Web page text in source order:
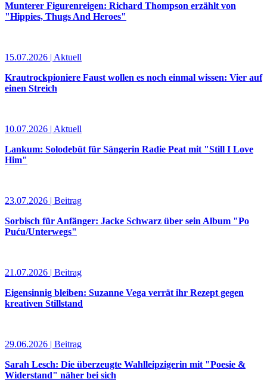
Munterer Figurenreigen: Richard Thompson erzählt von
"Hippies, Thugs And Heroes"
15.07.2026 | Aktuell
Krautrockpioniere Faust wollen es noch einmal wissen: Vier auf
einen Streich
10.07.2026 | Aktuell
Lankum: Solodebüt für Sängerin Radie Peat mit "Still I Love
Him"
23.07.2026 | Beitrag
Sorbisch für Anfänger: Jacke Schwarz über sein Album "Po
Puću/Unterwegs"
21.07.2026 | Beitrag
Eigensinnig bleiben: Suzanne Vega verrät ihr Rezept gegen
kreativen Stillstand
29.06.2026 | Beitrag
Sarah Lesch: Die überzeugte Wahlleipzigerin mit "Poesie &
Widerstand" näher bei sich